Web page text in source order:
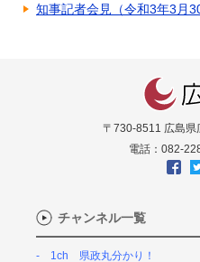
知事記者会見（令和3年3月30
〒730-8511 広島県
電話：082-
チャンネル一覧
1ch 県政丸分かり！